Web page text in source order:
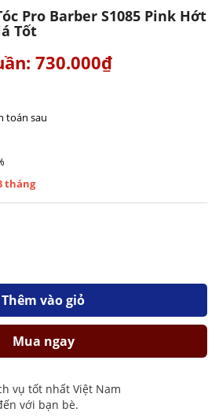
Pro Barber S1085 Pink Hớt
Tốt
730.000₫
toán sau
tháng
Thêm vào giỏ
Mua ngay
vụ tốt nhất Việt Nam
với bạn bè.